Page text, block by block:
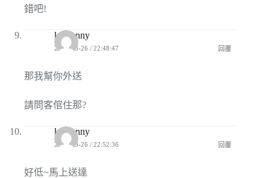
錯吧!
kissjanny
2010-03-26 / 22:48:47 回覆
那我幫你外送
請問客倌住那?
kissjanny
2010-03-26 / 22:52:36 回覆
好低~馬上送達